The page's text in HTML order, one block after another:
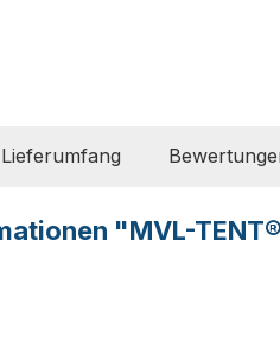
Lieferumfang
"MVL-